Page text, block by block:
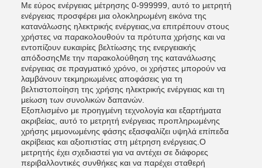
Με εύρος ενέργειας μέτρησης 0-999999, αυτό το μετρητή
ενέργειας προσφέρει μια ολοκληρωμένη εικόνα της
κατανάλωσης ηλεκτρικής ενέργειας,να επιτρέπουν στους
χρήστες να παρακολουθούν τα πρότυπα χρήσης και να
εντοπίζουν ευκαιρίες βελτίωσης της ενεργειακής
απόδοσηςΜε την παρακολούθηση της κατανάλωσης
ενέργειας σε πραγματικό χρόνο, οι χρήστες μπορούν να
λαμβάνουν τεκμηριωμένες αποφάσεις για τη
βελτιστοποίηση της χρήσης ηλεκτρικής ενέργειας και τη
μείωση των συνολικών δαπανών.
Εξοπλισμένο με προηγμένη τεχνολογία και εξαρτήματα
ακριβείας, αυτό το μετρητή ενέργειας προπληρωμένης
χρήσης μεμονωμένης φάσης εξασφαλίζει υψηλά επίπεδα
ακρίβειας και αξιοπιστίας στη μέτρηση ενέργειας.Ο
μετρητής έχει σχεδιαστεί για να αντέχει σε διάφορες
περιβαλλοντικές συνθήκες και να παρέχει σταθερή